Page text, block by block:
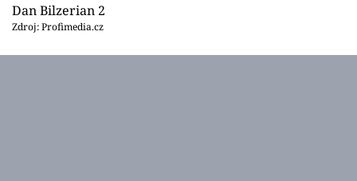
Dan Bilzerian 2
Zdroj: Profimedia.cz